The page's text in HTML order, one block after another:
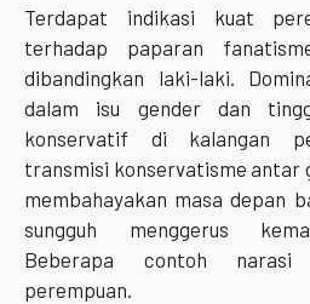
Terdapat indikasi kuat
terhadap paparan
dibandingkan laki-laki.
dalam isu gender dan
konservatif di kalangan
transmisi konservatisme antar
membahayakan masa depan
sungguh menggerus
Beberapa contoh
perempuan.